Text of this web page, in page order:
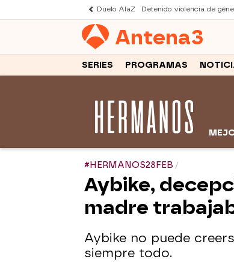
Duelo AlaZ Detenido violencia de
Antena3
SERIES PROGRAMAS
#HERMANOS28FEB
Aybike,
madre
Aybike no puede
siempre todo.